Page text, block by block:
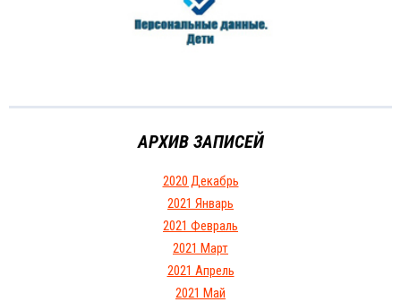
АРХИВ ЗАПИСЕЙ
2020 Декабрь
2021 Январь
2021 Февраль
2021 Март
2021 Апрель
2021 Май